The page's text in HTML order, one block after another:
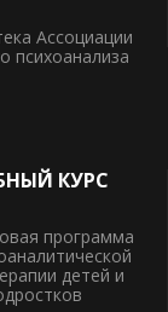
Ассоциации
психоанализа
КУРС
программа
детей и